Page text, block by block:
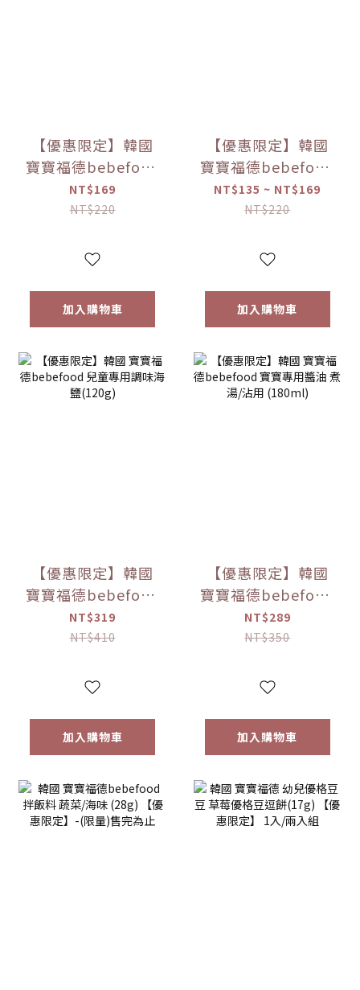
【優惠限定】韓國
寶寶福德bebefood
米餅 原味/蘋果/梨/
紅薯/南瓜 (20g)
NT$169
NT$220
加入購物車
【優惠限定】韓國
寶寶福德bebefood
糙米餅 磨牙餅乾 蔬
菜/水果 (25g) 【優
NT$135 ~ NT$169
NT$220
加入購物車
【優惠限定】韓國
寶寶福德bebefood
兒童專用調味海鹽
(120g)
NT$319
NT$410
加入購物車
【優惠限定】韓國
寶寶福德bebefood
寶寶專用醬油 煮湯/
沾用 (180ml)
NT$289
NT$350
加入購物車